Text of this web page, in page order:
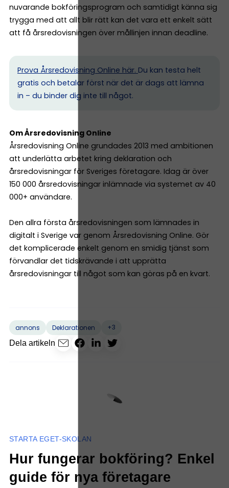
nuvarande bokföringsprogram och samtidigt känna sig
trygga med att allt blir rätt kan det vara ett enkelt sätt
att få årsredovisningen över mållinjen innan deadline.
Prova Årsredovisning Online här. Du kan testa helt
gratis och betalar först när det är dags att lämna
in – du binder dig inte till något.
Om Årsredovisning Online
Årsredovisning Online grundades 2013 med ambitionen
att underlätta arbetet kring deklaration och
årsredovisningar för Sveriges företagare. Idag är över
150 000 årsredovisningar inlämnade via systemet av 40
000+ användare.
Den allra första årsredovisningen som lämnades in
digitalt i Sverige var genom Årsredovisning Online. Gör
det komplicerade enkelt genom en smidig tjänst som
förvandlar det tidskrävande i att upprätta
årsredovisningar till något som kan göras på en kvart.
annons Deklarationen
+3
Dela artikeln
STARTA EGET-SKOLAN
Hur fungerar bokföring? Enkel
guide för nya företagare